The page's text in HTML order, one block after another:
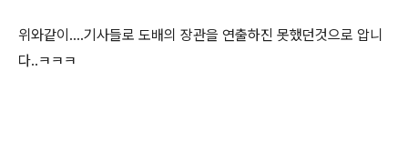
위와같이....기사들로 도배의 장관을 연출하진 못했던것으로 압니
다..ㅋㅋㅋ